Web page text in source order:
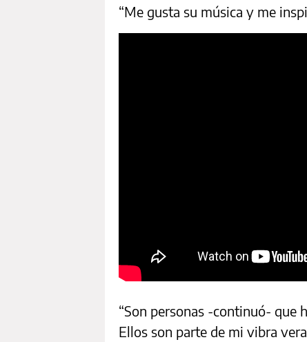
“Me gusta su música y me
“Son personas -continuó- que
Ellos son parte de mi vibra